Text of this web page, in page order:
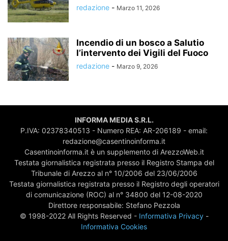
redazione - Marzo 11, 2026
Incendio di un bosco a Salutio
l’intervento dei Vigili del Fuoco
redazione - Marzo 9, 2026
INFORMA MEDIA S.R.L.
P.IVA: 02378340513 - Numero REA: AR-206189 - email:
redazione@casentinoinforma.it
Casentinoinforma.it è un supplemento di ArezzoWeb.it
Testata giornalistica registrata presso il Registro Stampa del
Tribunale di Arezzo al n° 10/2006 del 23/06/2006
Testata giornalistica registrata presso il Registro degli operatori
di comunicazione (ROC) al n° 34800 del 12-08-2020
Direttore responsabile: Stefano Pezzola
© 1998-2022 All Rights Reserved - Informativa Privacy-
Informativa Cookies